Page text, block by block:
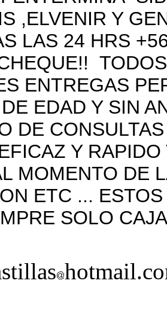
,ELVENIR Y
LAS 24 HRS
ENTREGAS
EDAD Y SIN
DE
Y
MOMENTO DE
ETC ...
SOLO